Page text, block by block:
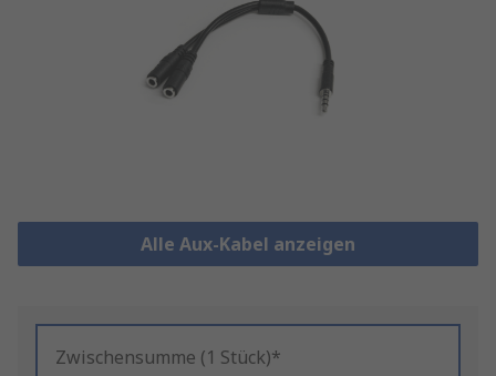
Alle Aux-Kabel anzeigen
Zwischensumme (1 Stück)*